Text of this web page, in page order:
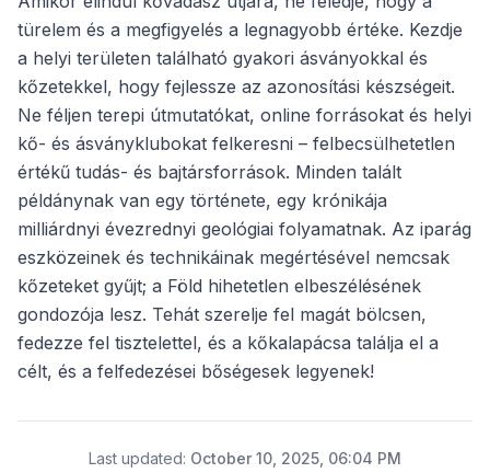
türelem és a megfigyelés a legnagyobb értéke. Kezdje
a helyi területen található gyakori ásványokkal és
kőzetekkel, hogy fejlessze az azonosítási készségeit.
Ne féljen terepi útmutatókat, online forrásokat és helyi
kő- és ásványklubokat felkeresni – felbecsülhetetlen
értékű tudás- és bajtársforrások. Minden talált
példánynak van egy története, egy krónikája
milliárdnyi évezrednyi geológiai folyamatnak. Az iparág
eszközeinek és technikáinak megértésével nemcsak
kőzeteket gyűjt; a Föld hihetetlen elbeszélésének
gondozója lesz. Tehát szerelje fel magát bölcsen,
fedezze fel tisztelettel, és a kőkalapácsa találja el a
célt, és a felfedezései bőségesek legyenek!
Last updated: October 10, 2025, 06:04 PM